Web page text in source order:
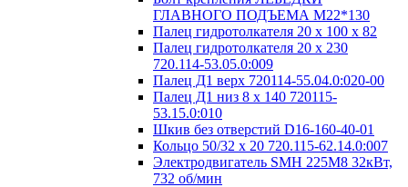
ГЛАВНОГО ПОДЪЕМА М22*130
Палец гидротолкателя 20 х 100 х 82
Палец гидротолкателя 20 x 230
720.114-53.05.0:009
Палец Д1 верх 720114-55.04.0:020-00
Палец Д1 низ 8 x 140 720115-
53.15.0:010
Шкив без отверстий D16-160-40-01
Кольцо 50/32 х 20 720.115-62.14.0:007
Электродвигатель SMH 225M8 32кВт,
732 об/мин